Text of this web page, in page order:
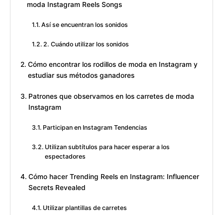
moda Instagram Reels Songs
Así se encuentran los sonidos
2. Cuándo utilizar los sonidos
Cómo encontrar los rodillos de moda en Instagram y
estudiar sus métodos ganadores
Patrones que observamos en los carretes de moda
Instagram
Participan en Instagram Tendencias
Utilizan subtítulos para hacer esperar a los
espectadores
Cómo hacer Trending Reels en Instagram: Influencer
Secrets Revealed
Utilizar plantillas de carretes